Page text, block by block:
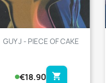
GUY J - PIECE OF CAKE
€18.90 shopping_cart